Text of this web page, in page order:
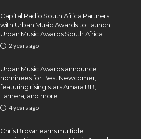
Capital Radio South Africa Partners
with Urban Music Awards to Launch
Urban Music Awards South Africa
2 years ago
Urban Music Awards announce
nominees for Best Newcomer,
featuring rising stars Amara BB,
Tamera, and more
4 years ago
Chris Brown earns multiple